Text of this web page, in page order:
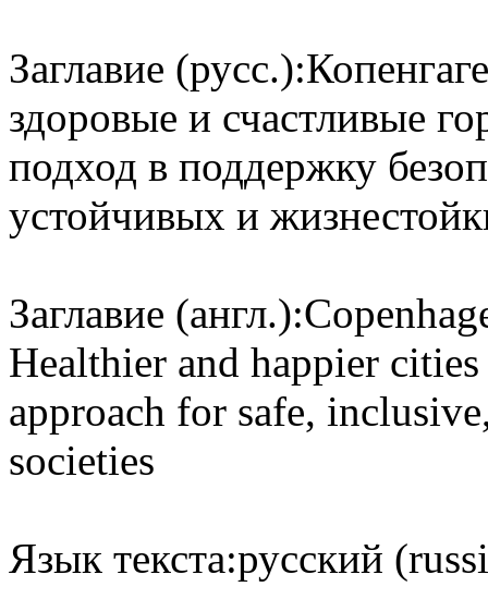
Заглавие (русс.):
здоровые и счастливые
подход в поддержку
устойчивых и
Заглавие (англ.):
Healthier and happier
approach for safe,
societies
Язык текста:русский